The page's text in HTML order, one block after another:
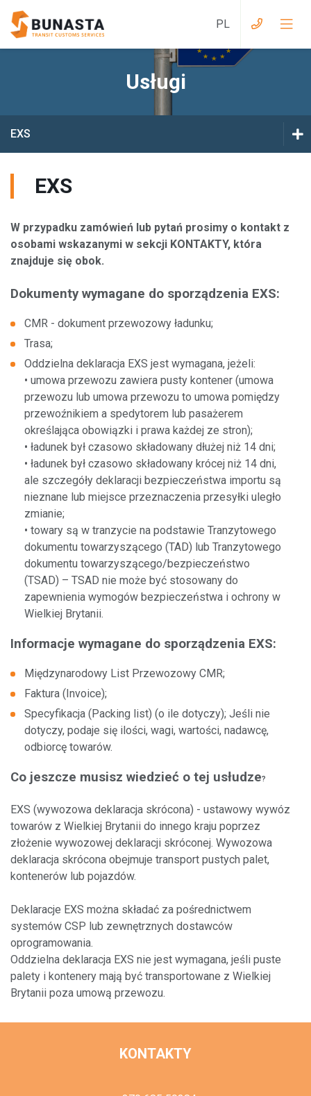
Usługi przy wjeździe do Wielkiej Brytanii
Usługi przy wjeździe na Ukrainę
Usługi z Ukrainy do EU
Usługi magazynowe
Parking TIR
Inne usługi
O nas
Administracja
Nowi klienci
Według usługi
Według kraju
Punkty obsługi klientów
Usługi
EXS
CHED A/D/P/PP
IM
ENS
PBN
KONTAKTY
EXS
W przypadku zamówień lub pytań prosimy o kontakt z
osobami wskazanymi w sekcji KONTAKTY, która
znajduje się obok.
Dokumenty wymagane do sporządzenia EXS:
CMR - dokument przewozowy ładunku;
Trasa;
Oddzielna deklaracja EXS jest wymagana, jeżeli:
• umowa przewozu zawiera pusty kontener (umowa
przewozu lub umowa przewozu to umowa pomiędzy
przewoźnikiem a spedytorem lub pasażerem
określająca obowiązki i prawa każdej ze stron);
• ładunek był czasowo składowany dłużej niż 14 dni;
• ładunek był czasowo składowany krócej niż 14 dni,
ale szczegóły deklaracji bezpieczeństwa importu są
nieznane lub miejsce przeznaczenia przesyłki uległo
zmianie;
• towary są w tranzycie na podstawie Tranzytowego
dokumentu towarzyszącego (TAD) lub Tranzytowego
dokumentu towarzyszącego/bezpieczeństwo
(TSAD) – TSAD nie może być stosowany do
zapewnienia wymogów bezpieczeństwa i ochrony w
Wielkiej Brytanii.
Informacje wymagane do sporządzenia EXS:
Międzynarodowy List Przewozowy CMR;
Faktura (Invoice);
Specyfikacja (Packing list) (o ile dotyczy); Jeśli nie
dotyczy, podaje się ilości, wagi, wartości, nadawcę,
odbiorcę towarów.
Co jeszcze musisz wiedzieć o tej usłudze?
EXS (wywozowa deklaracja skrócona) - ustawowy wywóz
towarów z Wielkiej Brytanii do innego kraju poprzez
złożenie wywozowej deklaracji skróconej. Wywozowa
deklaracja skrócona obejmuje transport pustych palet,
kontenerów lub pojazdów.
Deklaracje EXS można składać za pośrednictwem
systemów CSP lub zewnętrznych dostawców
oprogramowania.
Oddzielna deklaracja EXS nie jest wymagana, jeśli puste
palety i kontenery mają być transportowane z Wielkiej
Brytanii poza umową przewozu.